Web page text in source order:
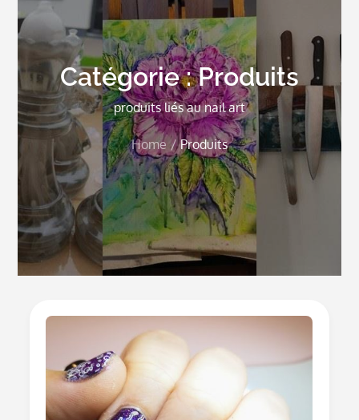
Catégorie :Produits
produits liés au nail art
Home Produits